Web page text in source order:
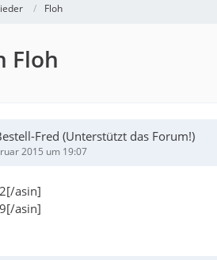
Floh
Floh
Fred (Unterstützt das Forum!)
2015 um 19:07
asin]
asin]